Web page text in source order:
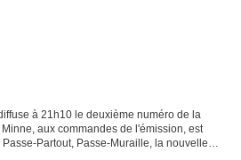
à 21h10 le deuxième numéro de la
aux commandes de l'émission, est
Partout, Passe-Muraille, la nouvelle